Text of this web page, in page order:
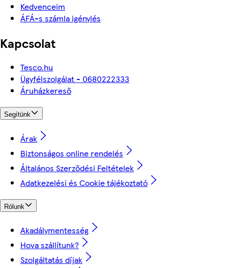
Kedvenceim
ÁFÁ-s számla igénylés
Kapcsolat
Tesco.hu
Ügyfélszolgálat - 0680222333
Áruházkereső
Segítünk
Árak
Biztonságos online rendelés
Általános Szerződési Feltételek
Adatkezelési és Cookie tájékoztató
Rólunk
Akadálymentesség
Hova szállítunk?
Szolgáltatás díjak